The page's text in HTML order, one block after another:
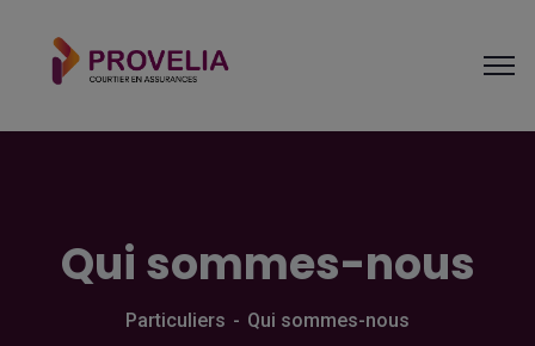
Qui sommes-nous
Particuliers Qui sommes-nous